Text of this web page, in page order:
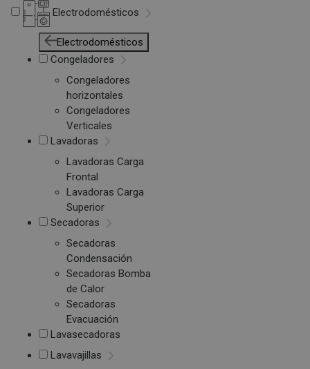
Electrodomésticos
Electrodomésticos
Congeladores
Congeladores
horizontales
Congeladores
Verticales
Lavadoras
Lavadoras Carga
Frontal
Lavadoras Carga
Superior
Secadoras
Secadoras
Condensación
Secadoras Bomba
de Calor
Secadoras
Evacuación
Lavasecadoras
Lavavajillas